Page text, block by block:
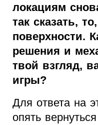
локациям
так сказать,
поверхности.
решения и
твой взгляд,
игры?
Для ответа на
опять